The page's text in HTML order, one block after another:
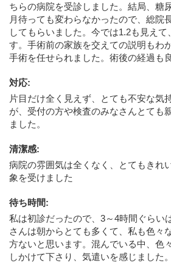
ちらの病院を受診しました。結局、糖
月待っても変わらなかったので、総院
してもらいました。今では1.2も見えて
す。手術前の家族を交えての説明もわ
手術を任せられました。術後の経過も
対応:
片目だけ全く見えず、とても不安な気
が、受付の方や検査のみなさんとても
ました。
清潔感:
病院の雰囲気は全くなく、とてもきれ
象を受けました
待ち時間:
私は初診だったので、3～4時間ぐらい
さんは朝からとても多くて、私も色々
方ないと思います。混んでいる中、色
しかけて下さり、気遣いを感じました。